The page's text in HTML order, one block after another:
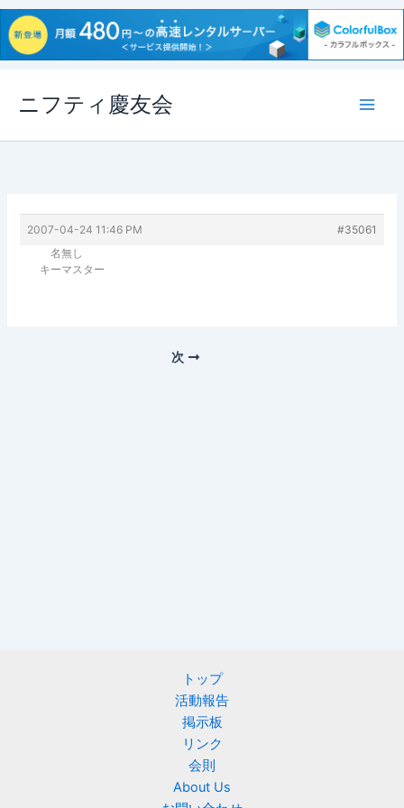
ス
ニフティ慶友会
2007-04-24 11:46 PM
#35061
名無し
キーマスター
次
トップ
活動報告
掲示板
リンク
会則
About Us